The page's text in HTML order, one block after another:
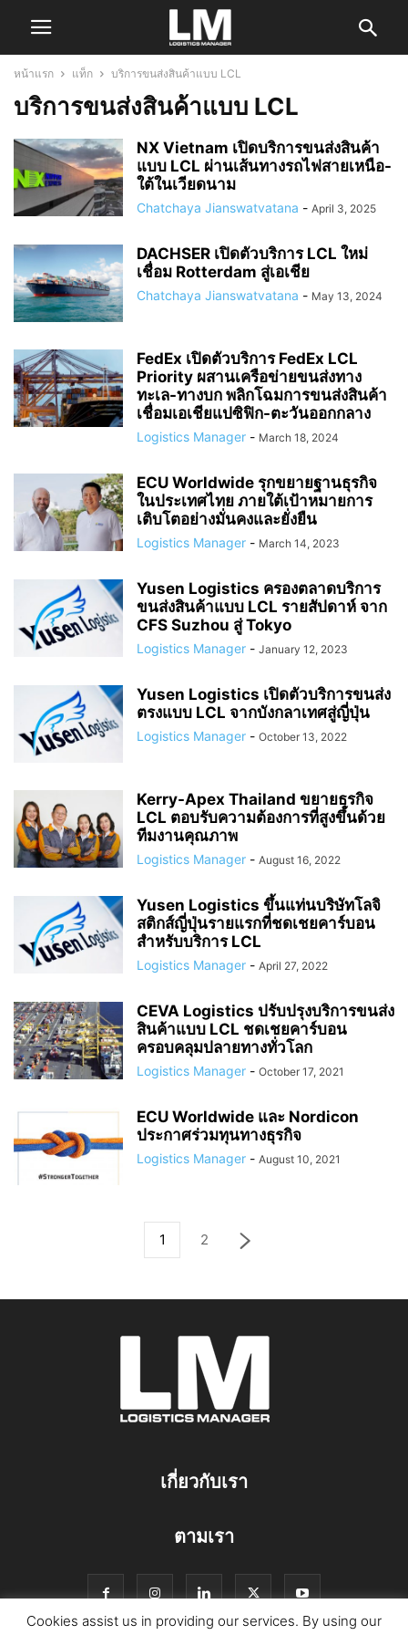
หน้าแรก แท็ก บริการขนส่งสินค้าแบบ LCL
บริการขนส่งสินค้าแบบ LCL
NX Vietnam เปิดบริการขนส่งสินค้า
แบบ LCL ผ่านเส้นทางรถไฟสายเหนือ-
ใต้ในเวียดนาม
Chatchaya Jianswatvatana - April 3, 2025
DACHSER เปิดตัวบริการ LCL ใหม่
เชื่อม Rotterdam สู่เอเชีย
Chatchaya Jianswatvatana - May 13, 2024
FedEx เปิดตัวบริการ FedEx LCL
Priority ผสานเครือข่ายขนส่งทาง
ทะเล-ทางบก พลิกโฉมการขนส่งสินค้า
เชื่อมเอเชียแปซิฟิก-ตะวันออกกลาง
Logistics Manager - March 18, 2024
ECU Worldwide รุกขยายฐานธุรกิจ
ในประเทศไทย ภายใต้เป้าหมายการ
เติบโตอย่างมั่นคงและยั่งยืน
Logistics Manager - March 14, 2023
Yusen Logistics ครองตลาดบริการ
ขนส่งสินค้าแบบ LCL รายสัปดาห์ จาก
CFS Suzhou สู่ Tokyo
Logistics Manager - January 12, 2023
Yusen Logistics เปิดตัวบริการขนส่ง
ตรงแบบ LCL จากบังกลาเทศสู่ญี่ปุ่น
Logistics Manager - October 13, 2022
Kerry-Apex Thailand ขยายธุรกิจ
LCL ตอบรับความต้องการที่สูงขึ้นด้วย
ทีมงานคุณภาพ
Logistics Manager - August 16, 2022
Yusen Logistics ขึ้นแท่นบริษัทโลจิ
สติกส์ญี่ปุ่นรายแรกที่ชดเชยคาร์บอน
สำหรับบริการ LCL
Logistics Manager - April 27, 2022
CEVA Logistics ปรับปรุงบริการขนส่ง
สินค้าแบบ LCL ชดเชยคาร์บอน
ครอบคลุมปลายทางทั่วโลก
Logistics Manager - October 17, 2021
ECU Worldwide และ Nordicon
ประกาศร่วมทุนทางธุรกิจ
Logistics Manager - August 10, 2021
1 2
เกี่ยวกับเรา
ตามเรา
Cookies assist us in providing our services. By using our